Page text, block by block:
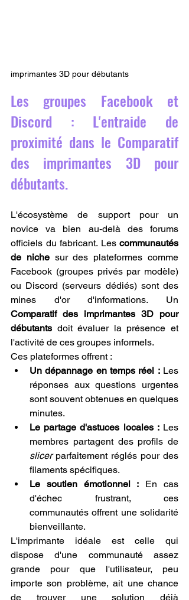
imprimantes 3D pour débutants
Les groupes Facebook et
Discord : L'entraide de
proximité dans le Comparatif
des imprimantes 3D pour
débutants.
L'écosystème de support pour un
novice va bien au-delà des forums
officiels du fabricant. Les communautés
de niche sur des plateformes comme
Facebook (groupes privés par modèle)
ou Discord (serveurs dédiés) sont des
Comparatif des imprimantes 3D pour
débutants doit évaluer la présence et
l'activité de ces groupes informels.
Ces plateformes offrent :
Un dépannage en temps réel : Les
réponses aux questions urgentes
sont souvent obtenues en quelques
minutes.
Le partage d'astuces locales : Les
slicer parfaitement réglés pour des
filaments spécifiques.
Le soutien émotionnel : En cas
d'échec frustrant, ces
communautés offrent une solidarité
bienveillante.
L'imprimante idéale est celle qui
dispose d'une communauté assez
grande pour que l'utilisateur, peu
importe son problème, ait une chance
de trouver une solution déjà